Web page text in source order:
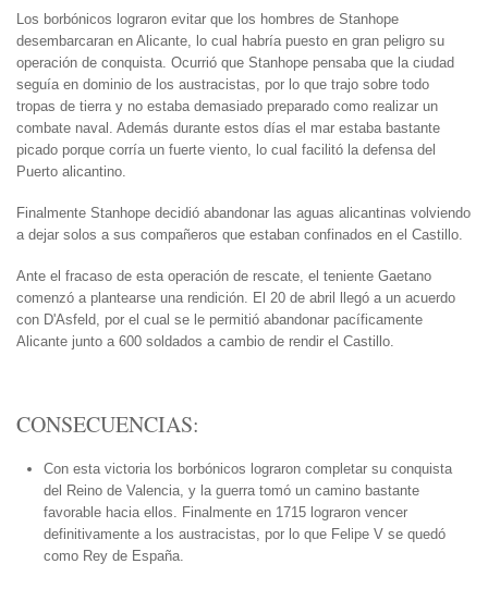
Los borbónicos lograron evitar que los hombres de Stanhope
desembarcaran en Alicante, lo cual habría puesto en gran peligro su
operación de conquista. Ocurrió que Stanhope pensaba que la ciudad
seguía en dominio de los austracistas, por lo que trajo sobre todo
tropas de tierra y no estaba demasiado preparado como realizar un
combate naval. Además durante estos días el mar estaba bastante
picado porque corría un fuerte viento, lo cual facilitó la defensa del
Puerto alicantino.
Finalmente Stanhope decidió abandonar las aguas alicantinas volviendo
a dejar solos a sus compañeros que estaban confinados en el Castillo.
Ante el fracaso de esta operación de rescate, el teniente Gaetano
comenzó a plantearse una rendición. El 20 de abril llegó a un acuerdo
con D'Asfeld, por el cual se le permitió abandonar pacíficamente
Alicante junto a 600 soldados a cambio de rendir el Castillo.
CONSECUENCIAS:
Con esta victoria los borbónicos lograron completar su conquista
del Reino de Valencia, y la guerra tomó un camino bastante
favorable hacia ellos. Finalmente en 1715 lograron vencer
definitivamente a los austracistas, por lo que Felipe V se quedó
como Rey de España.